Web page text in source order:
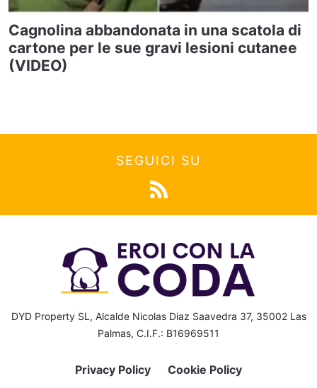
Cagnolina abbandonata in una scatola di
cartone per le sue gravi lesioni cutanee
(VIDEO)
SEGUICI SU
DYD Property SL, Alcalde Nicolas Diaz Saavedra 37, 35002 Las
Palmas, C.I.F.: B16969511
Privacy Policy Cookie Policy